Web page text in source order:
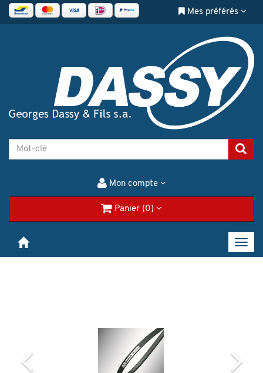
Mes préférés
Mon compte
Panier (0)